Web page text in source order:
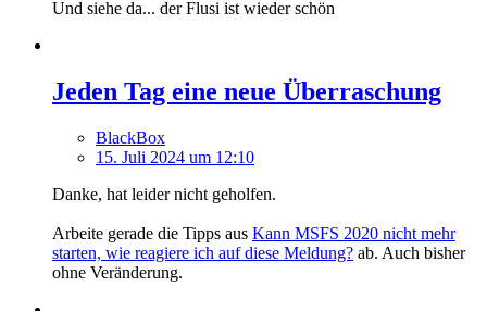
Und siehe da... der Flusi ist wieder schön
Jeden Tag eine neue Überraschung
BlackBox
15. Juli 2024 um 12:10
Danke, hat leider nicht geholfen.
Arbeite gerade die Tipps aus Kann MSFS 2020 nicht mehr
starten, wie reagiere ich auf diese Meldung? ab. Auch bisher
ohne Veränderung.